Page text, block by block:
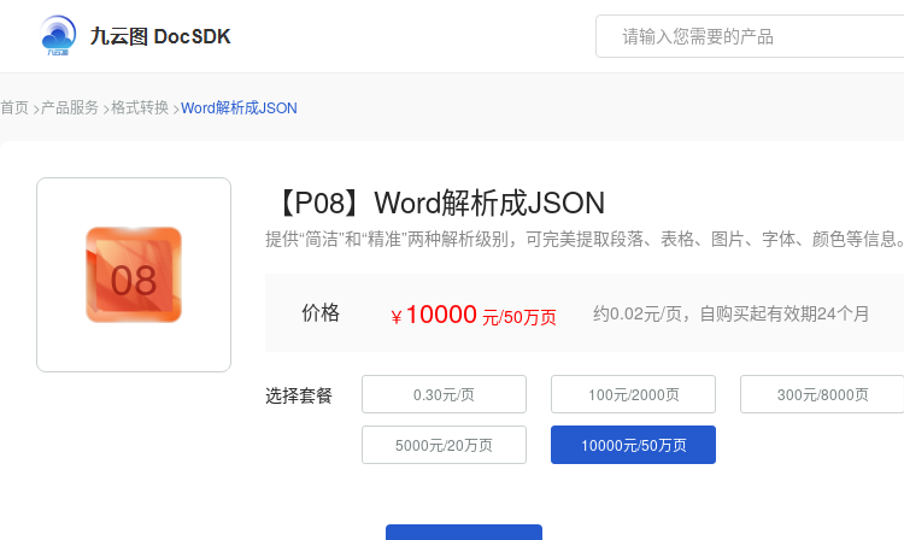
首页 >产品服务 >格式转换 >Word解析成JSON
08
【P08】Word解析成JSON
提供“简洁”和“精准”两种解析级别，可完美提取段落、表格、图片、字体、颜色等信息。
价格 ￥ 10000 元/50万页 约0.02元/页，自购买起有效期24个月
选择套餐 0.30元/页 100元/2000页 300元/8000页
5000元/20万页 10000元/50万页